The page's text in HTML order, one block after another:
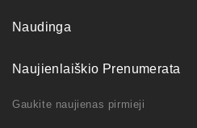
Naudinga
Naujienlaiškio Prenumerata
Gaukite naujienas pirmieji